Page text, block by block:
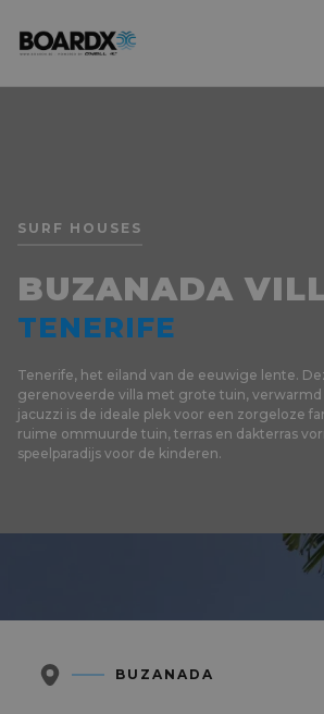
SURF HOUSES
BUZANADA
TENERIFE
Tenerife, het eiland van de eeuwige lente.
gerenoveerde villa met grote tuin, verwarmd
jacuzzi is de ideale plek voor een zorgeloze
ruime ommuurde tuin, terras en dakterras
speelparadijs voor de kinderen.
BUZANADA